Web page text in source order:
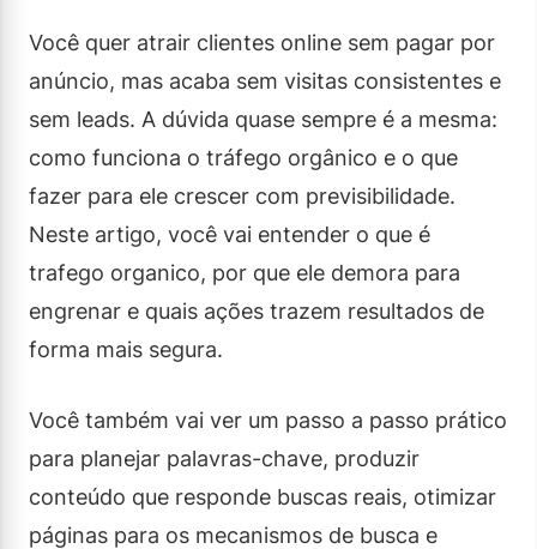
Você quer atrair clientes online sem pagar por
anúncio, mas acaba sem visitas consistentes e
sem leads. A dúvida quase sempre é a mesma:
como funciona o tráfego orgânico e o que
fazer para ele crescer com previsibilidade.
Neste artigo, você vai entender o que é
trafego organico, por que ele demora para
engrenar e quais ações trazem resultados de
forma mais segura.
Você também vai ver um passo a passo prático
para planejar palavras-chave, produzir
conteúdo que responde buscas reais, otimizar
páginas para os mecanismos de busca e